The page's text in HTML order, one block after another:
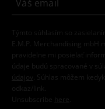
Týmto súhlasím so
E.M.P. Merchandising mbH
pravidelne mi posielať
údaje budú spracované v
údajov
. Súhlas môžem
odkaz/link.
Unsubscribe here